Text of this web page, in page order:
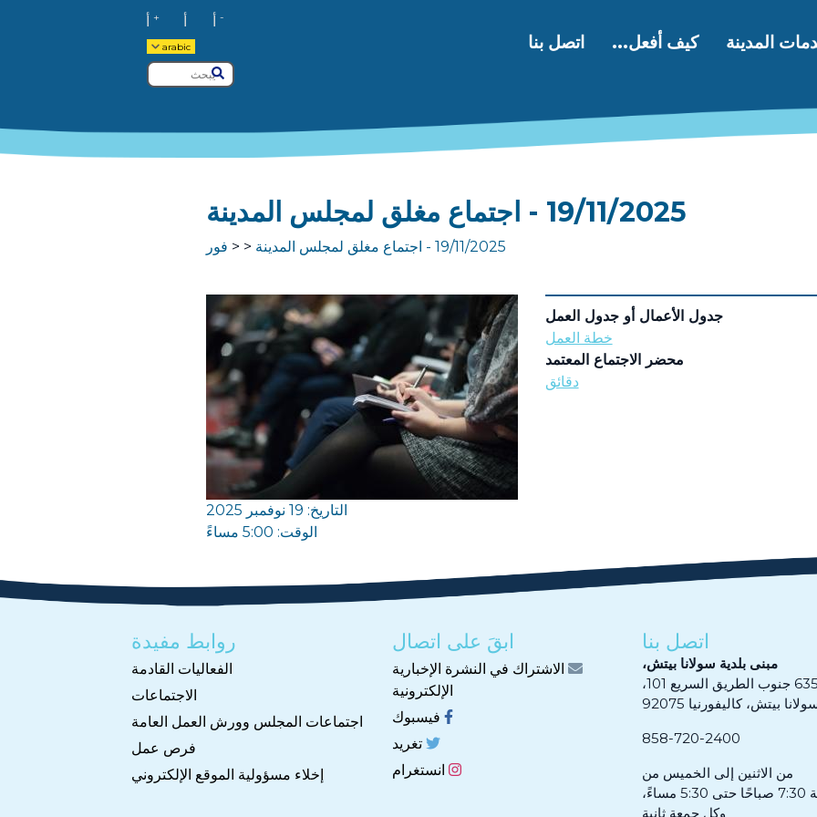
المدينة كيف أفعل... اتصل بنا
- أ أ + أ
arabic
يبحث يُقدِّم
19/11/2025 - اجتماع مغلق لمجلس المدينة
فور 19/11/2025 - اجتماع مغلق لمجلس المدينة
التاريخ: 19 نوفمبر 2025
الوقت: 5:00 مساءً
جدول الأعمال أو جدول العمل
خطة العمل
محضر الاجتماع المعتمد
دقائق
اتصل بنا
مبنى بلدية سولانا بيتش،
635 جنوب الطريق السريع 101،
بيتش، كاليفورنيا 92075
858-720-2400
من الاثنين إلى الخميس من
وكل جمعة ثانية
ابقَ على اتصال
الاشتراك في النشرة الإخبارية
الإلكترونية
فيسبوك
تغريد
انستغرام
روابط مفيدة
الفعاليات القادمة
الاجتماعات
اجتماعات المجلس وورش العمل العامة
فرص عمل
إخلاء مسؤولية الموقع الإلكتروني